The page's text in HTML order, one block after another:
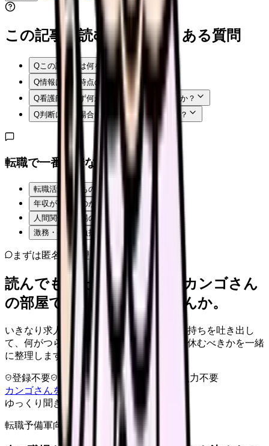
この記事を読む前後によくある質問
Qこの記事では何を確認できますか？
Q情報はいつ時点のものですか？
Q看護師はまず何から確認すればよいですか？
Q判断に迷う場合はどうすればよいですか？
転職で一番不安なことは？
転職活動そのものが不安
年収が下がるのが怖い
人間関係・職場の雰囲気
激務・夜勤の負担
まずは匿名で整理
読んでもまだ苦しいなら、カンゴさん
の部屋で少し話してみませんか。
いきなり求人相談には進みません。今の気持ちを吐き出し
て、何がつらいのか、辞めるべきか、少し休むべきかを一緒
に整理します。
登録不要 求人押し売りなし
病院名は入力不要
カンゴさんを知ってから相談する
ゆっくり聞きます
転職予備軍向け